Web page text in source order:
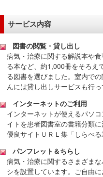
す
サ
イ
ド
メ
ニ
ュ
ー
へ
移
し
ま
サービス内容
図書の閲覧・貸し出し
病気・治療に関する解説本や
る本など、約1,000冊をそろえ
る図書を選びました。室内で
んには貸し出しサービスも行っ
インターネットのご利用
インターネットが使えるパソ
イトを患者図書室の書籍分類
優良サイトＵＲＬ集「しらべる
パンフレット＆ちらし
病気・治療に関するさまざま
シを設置しています。ご自由に